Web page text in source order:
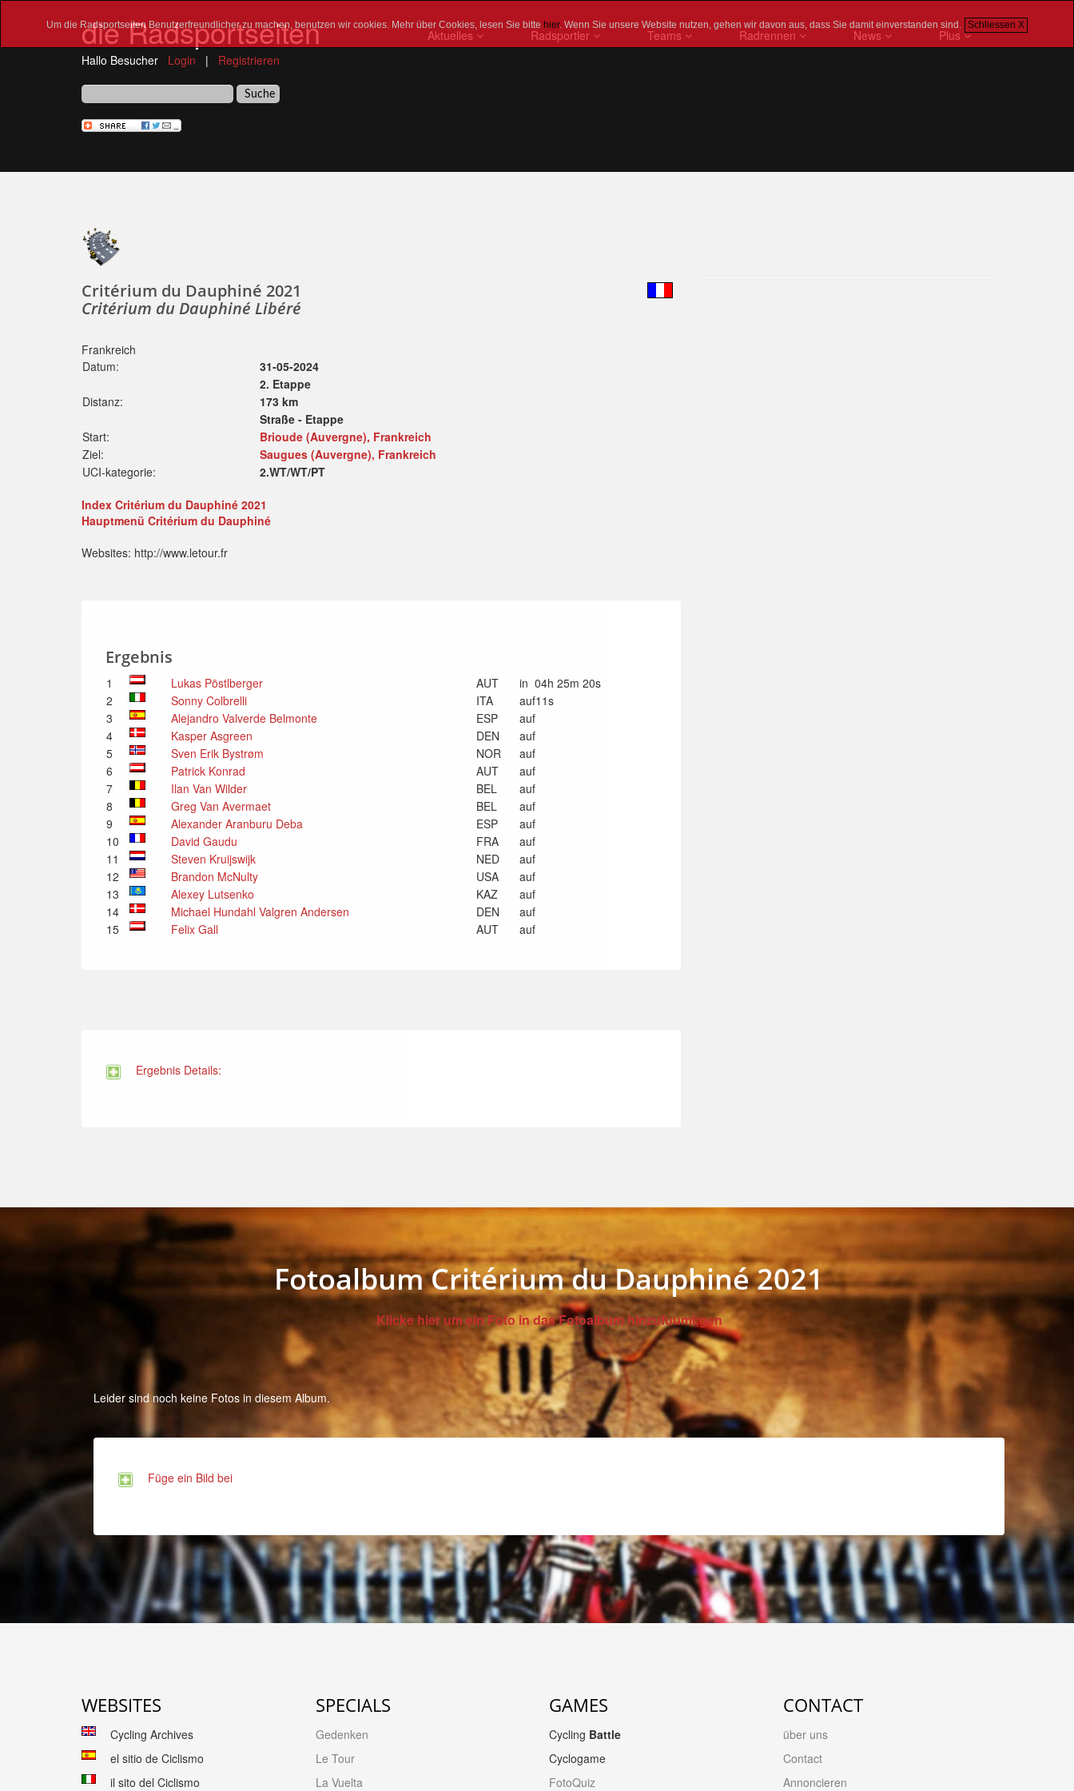
Um die Radsportseiten Benutzerfreundlicher zu machen, benutzen wir cookies. Mehr über Cookies, lesen Sie bitte hier. Wenn Sie unsere Website nutzen, gehen wir davon aus, dass Sie damit einverstanden sind. Schliessen X
die Radsportseiten
Hallo Besucher Login | Registrieren
Aktuelles Radsportler Teams Radrennen News Plus
Critérium du Dauphiné 2021
Critérium du Dauphiné Libéré
Frankreich
Datum:
31-05-2024
2. Etappe
Distanz:
173 km
Straße - Etappe
Start:
Brioude (Auvergne), Frankreich
Ziel:
Saugues (Auvergne), Frankreich
UCI-kategorie:
2.WT/WT/PT
Index Critérium du Dauphiné 2021
Hauptmenü Critérium du Dauphiné
Websites: http://www.letour.fr
Ergebnis
1 Lukas Pöstlberger AUT
in 04h 25m 20s
2
Sonny Colbrelli ITA
auf11s
3
Alejandro Valverde Belmonte ESP
auf
4
Kasper Asgreen DEN
auf
5
Sven Erik Bystrøm NOR
auf
6
Patrick Konrad AUT
auf
7
Ilan Van Wilder BEL
auf
8
Greg Van Avermaet BEL
auf
9
Alexander Aranburu Deba ESP
auf
10
David Gaudu FRA
auf
11
Steven Kruijswijk NED
auf
12
Brandon McNulty USA
auf
13
Alexey Lutsenko KAZ
auf
14
Michael Hundahl Valgren Andersen DEN
auf
15
Felix Gall AUT auf
Ergebnis Details:
Fotoalbum Critérium du Dauphiné 2021
Klicke hier um ein Foto in das Fotoalbum hinzufuuml;gen
Leider sind noch keine Fotos in diesem Album.
Füge ein Bild bei
WEBSITES
Cycling Archives
el sitio de Ciclismo
il sito del Ciclismo
SPECIALS
Gedenken
Le Tour
La Vuelta
GAMES
Cycling Battle
Cyclogame
FotoQuiz
CONTACT
über uns
Contact
Annoncieren